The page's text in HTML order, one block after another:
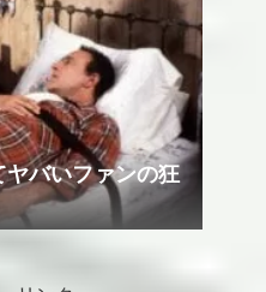
バいファンの狂